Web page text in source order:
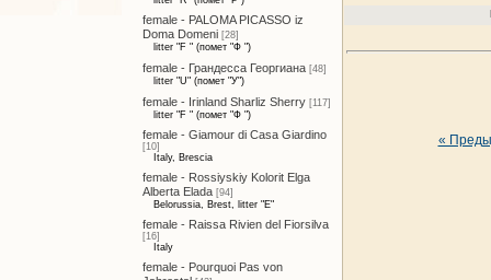
female - PALOMA PICASSO iz
Doma Domeni [28]
litter "F " (помет "Ф ")
female - Грандесса Георгиана [48]
litter "U" (помет "У")
female - Irinland Sharliz Sherry [117]
litter "F " (помет "Ф ")
female - Giamour di Casa Giardino
[10]
Italy, Brescia
female - Rossiyskiy Kolorit Elga
Alberta Elada [94]
Belorussia, Brest, litter "E"
female - Raissa Rivien del Fiorsilva
[16]
Italy
female - Pourquoi Pas von
«